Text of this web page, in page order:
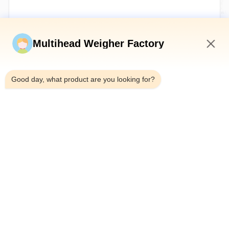
Invia ora
Multihead Weigher Factory
Good day, what product are you looking for?